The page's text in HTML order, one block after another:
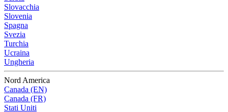
Slovacchia
Slovenia
Spagna
Svezia
Turchia
Ucraina
Ungheria
Nord America
Canada (EN)
Canada (FR)
Stati Uniti